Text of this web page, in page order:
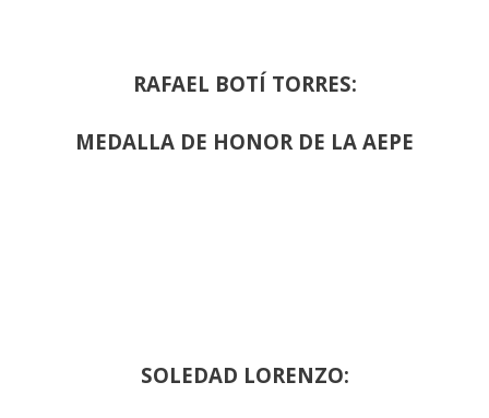
RAFAEL BOTÍ TORRES:
MEDALLA DE HONOR DE LA AEPE
SOLEDAD LORENZO: